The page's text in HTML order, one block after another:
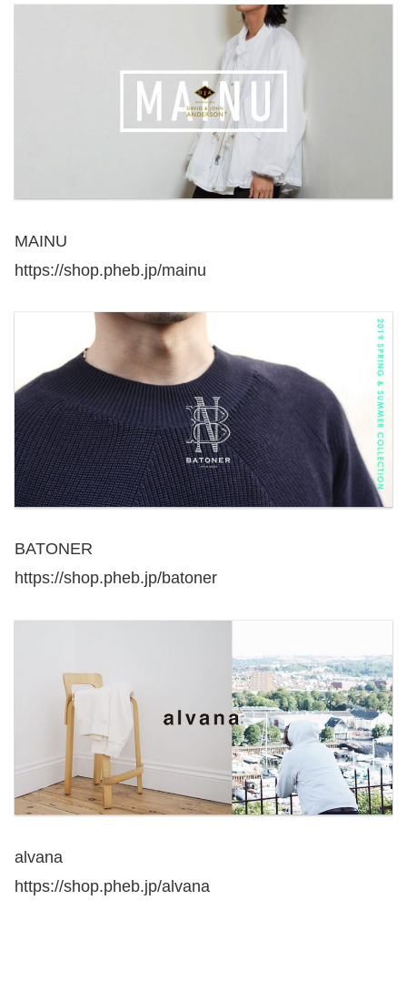
MAINU
https://shop.pheb.jp/mainu
BATONER
https://shop.pheb.jp/batoner
alvana
https://shop.pheb.jp/alvana